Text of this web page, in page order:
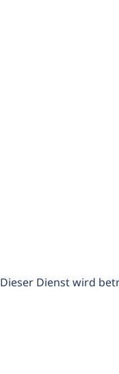
Dieser Dienst wird